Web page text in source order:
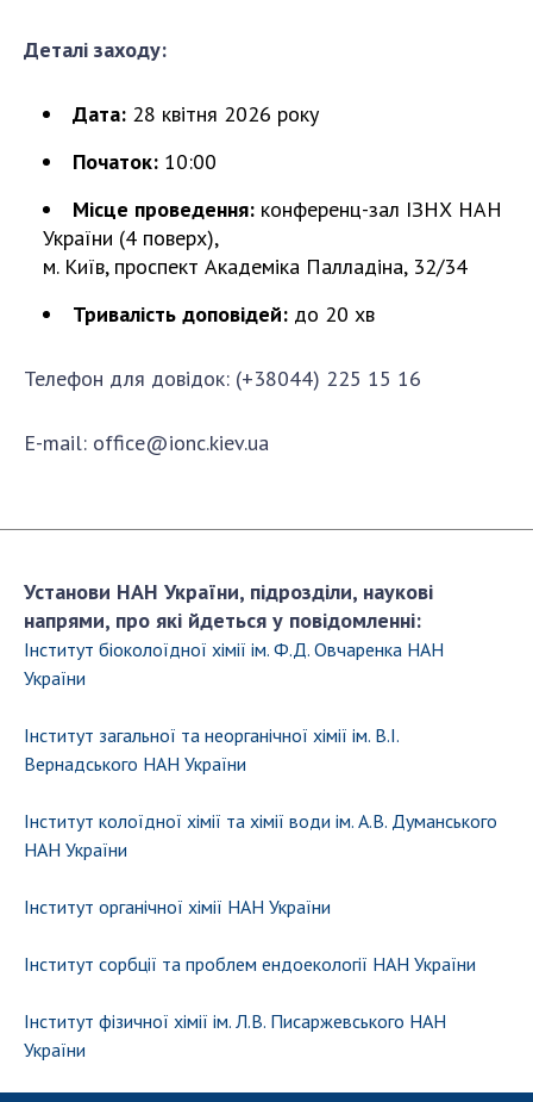
Деталі заходу:
Дата: 28 квітня 2026 року
Початок: 10:00
Місце проведення: конференц-зал ІЗНХ НАН
України (4 поверх),
м. Київ, проспект Академіка Палладіна, 32/34
Тривалість доповідей: до 20 хв
Телефон для довідок: (+38044) 225 15 16
E-mail: office@ionc.kiev.ua
Установи НАН України, підрозділи, наукові
напрями, про які йдеться у повідомленні:
Інститут біоколоїдної хімії ім. Ф.Д. Овчаренка НАН
України
Інститут загальної та неорганічної хімії ім. В.І.
Вернадського НАН України
Інститут колоїдної хімії та хімії води ім. А.В. Думанського
НАН України
Інститут органічної хімії НАН України
Інститут сорбції та проблем ендоекології НАН України
Інститут фізичної хімії ім. Л.В. Писаржевського НАН
України